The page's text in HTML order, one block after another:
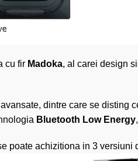
cu fir Madoka, al carei design
dintre care se disting
Bluetooth Low Energy
poate achizitiona in 3